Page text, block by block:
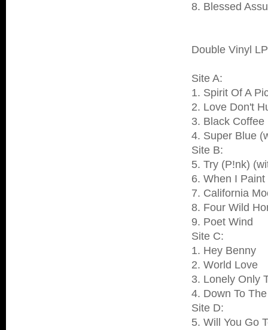
8. Blessed
Double Vinyl LP
Site A:
1. Spirit Of A
2. Love Don't
3. Black
4. Super Blue
Site B:
5. Try (P!nk)
6. When I
7. California
8. Four Wild
9. Poet Wind
Site C:
1. Hey Benny
2. World Love
3. Lonely Only
4. Down To
Site D:
5. Will You Go